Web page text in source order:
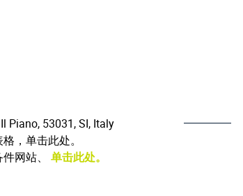
Piano, 53031, SI, Italy
，单击此处。
网站、 单击此处。